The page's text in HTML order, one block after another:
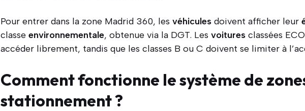
Pour entrer dans la zone Madrid 360, les véhicules doivent afficher leur
classe environnementale, obtenue via la DGT. Les voitures classées
accéder librement, tandis que les classes B ou C doivent se limiter à
Comment fonctionne le système de
stationnement ?